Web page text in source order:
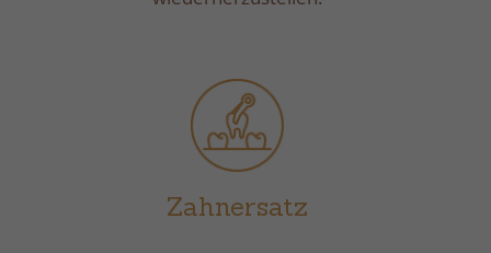
Zahnersatz